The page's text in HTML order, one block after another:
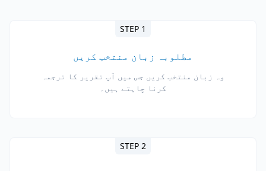
STEP 1
مطلوبہ زبان منتخب کریں
وہ زبان منتخب کریں جس میں آپ تقریر کا ترجمہ
کرنا چاہتے ہیں۔
STEP 2